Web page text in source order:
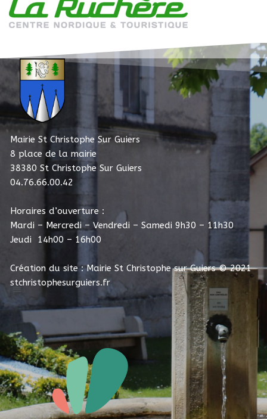
Mairie St Christophe Sur Guiers
8 place de la mairie
38380 St Christophe Sur Guiers
04.76.66.00.42
Horaires d’ouverture :
Mardi – Mercredi – Vendredi – Samedi 9h30 – 11h30
Jeudi 14h00 – 16h00
Création du site : Mairie St Christophe sur Guiers© 2021
stchristophesurguiers.fr